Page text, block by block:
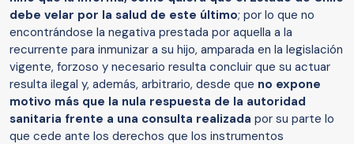
debe velar por la salud de este último; por lo que no
encontrándose la negativa prestada por aquella a la
recurrente para inmunizar a su hijo, amparada en la legislación
vigente, forzoso y necesario resulta concluir que su actuar
resulta ilegal y, además, arbitrario, desde que no expone
motivo más que la nula respuesta de la autoridad
sanitaria frente a una consulta realizada por su parte lo
que cede ante los derechos que los instrumentos